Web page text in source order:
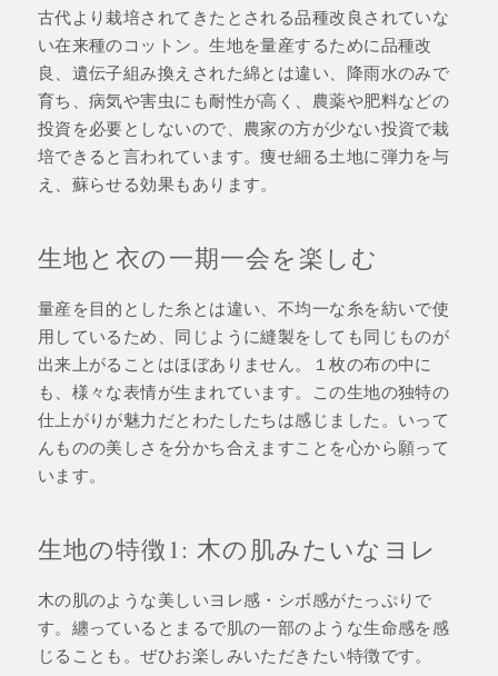
古代より栽培されてきたとされる品種改良されていな
い在来種のコットン。生地を量産するために品種改
良、遺伝子組み換えされた綿とは違い、降雨水のみで
育ち、病気や害虫にも耐性が高く、農薬や肥料などの
投資を必要としないので、農家の方が少ない投資で栽
培できると言われています。痩せ細る土地に弾力を与
え、蘇らせる効果もあります。
生地と衣の一期一会を楽しむ
量産を目的とした糸とは違い、不均一な糸を紡いで使
用しているため、同じように縫製をしても同じものが
出来上がることはほぼありません。１枚の布の中に
も、様々な表情が生まれています。この生地の独特の
仕上がりが魅力だとわたしたちは感じました。いって
んものの美しさを分かち合えますことを心から願って
います。
生地の特徴1: 木の肌みたいなヨレ
木の肌のような美しいヨレ感・シボ感がたっぷりで
す。纏っているとまるで肌の一部のような生命感を感
じることも。ぜひお楽しみいただきたい特徴です。